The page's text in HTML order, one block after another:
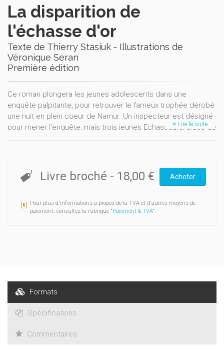
La disparition de
l'échasse d'or
Texte de Thierry Stasiuk - Illustrations de
Véronique Seran
Première édition
Ce roman plongera les jeunes adolescents dans une
enquête palpitante, pour retrouver le fameux trophée dérobé
une nuit en plein coeur de Namur. Un inspecteur est désigné
pour mener l'enquête, mais trois jeunes Echasseurs, aidés de
couleurs et en surprises, qui peuvent même s'avérer
gourmandes.
Quelques recettes citées dans l'histoire sont expliquées à la
fin du roman, ainsi qu'une présentation des principaux
Lire la suite
Livre broché - 18,00 € Acheter
Pour plus d'informations à propos de la TVA et d'autres moyens de
paiement, consultez la rubrique "Paiement & TVA".
Formats
Spécifications
Commentaires